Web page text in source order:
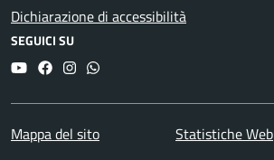
Dichiarazione di accessibilità
SEGUICI SU
YouTubeFacebookInstagram
Whatsapp
Mappa del sito Statistiche Web